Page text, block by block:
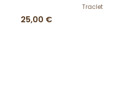
25,00 €
Traclet